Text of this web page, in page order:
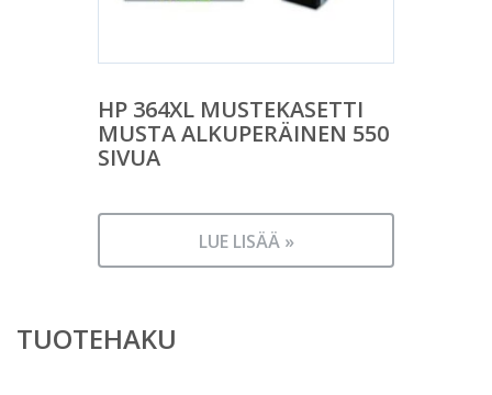
HP 364XL MUSTEKASETTI
MUSTA ALKUPERÄINEN 550
SIVUA
LUE LISÄÄ »
TUOTEHAKU